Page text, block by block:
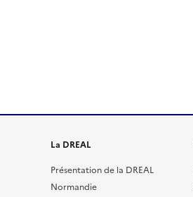
La DREAL
Présentation de la DREAL
Normandie